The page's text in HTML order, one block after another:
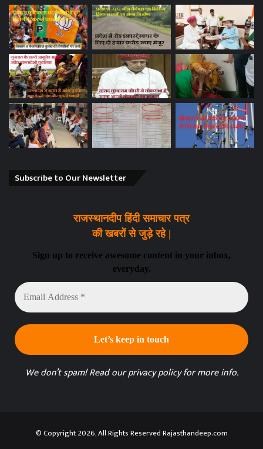
Subscribe to Our Newsletter
राजस्थानदीप हिंदी समाचार पत्र
की खबरों से जुड़े रहे |
Sign up to receive awesome content in your inbox,
everyday.
Email
Address
*
We don’t spam! Read ourprivacy policyfor more info.
© Copyright 2026, All Rights Reserved Rajasthandeep.com